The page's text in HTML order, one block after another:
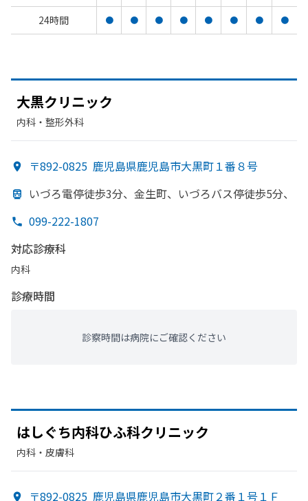
24時間
● ● ● ● ● ● ● ●
大黒クリニック
内科・​整形外科
〒892-0825 鹿児島県鹿児島市大黒町１番８号
いづろ電停徒歩3分、 金生町、 いづろバス停徒歩5分、
099-222-1807
対応診療科
内科
診療時間
診察時間は病院にご確認ください
はしぐち内科ひふ科ク リニック
内科・​皮膚科
〒892-0825 鹿児島県鹿児島市大黒町２番１号１Ｆ